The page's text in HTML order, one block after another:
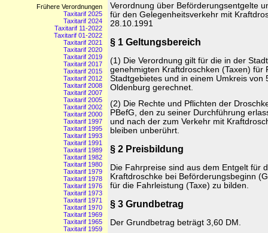
Frühere Verordnungen
Taxitarif 2025
Taxitarif 2024
Taxitarif 11-2022
Taxitarif 01-2022
Taxitarif 2021
Taxitarif 2020
Taxitarif 2019
Taxitarif 2017
Taxitarif 2015
Taxitarif 2012
Taxitarif 2008
Taxitarif 2007
Taxitarif 2005
Taxitarif 2002
Taxitarif 2000
Taxitarif 1997
Taxitarif 1995
Taxitarif 1993
Taxitarif 1991
Taxitarif 1989
Taxitarif 1982
Taxitarif 1980
Taxitarif 1979
Taxitarif 1978
Taxitarif 1976
Taxitarif 1973
Taxitarif 1971
Taxitarif 1970
Taxitarif 1969
Taxitarif 1965
Taxitarif 1959
Verordnung über Beförderungsentgelte
für den Gelegenheitsverkehr mit
28.10.1991
§ 1 Geltungsbereich
(1) Die Verordnung gilt für die in der
genehmigten Kraftdroschken (Taxen) für
Stadtgebietes und in einem Umkreis von
Oldenburg gerechnet.
(2) Die Rechte und Pflichten der
PBefG, den zu seiner Durchführung
und nach der zum Verkehr mit
bleiben unberührt.
§ 2 Preisbildung
Die Fahrpreise sind aus dem Entgelt für
Kraftdroschke bei Beförderungsbeginn
für die Fahrleistung (Taxe) zu bilden.
§ 3 Grundbetrag
Der Grundbetrag beträgt 3,60 DM.